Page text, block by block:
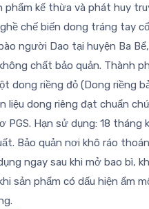
phẩm kế thừa và phát huy
chế biến dong tráng tay
người Dao tại huyện Ba
chất bảo quản. Thành
dong riềng đỏ (Dong riềng
liệu dong riêng đạt chuẩn
PGS. Hạn sử dụng: 18 tháng
Bảo quản nơi khô ráo
ngay sau khi mở bao bì,
sản phẩm có dấu hiện ẩm